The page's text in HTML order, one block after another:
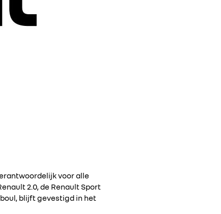
voor alle
2.0, de Renault Sport
blijft gevestigd in het